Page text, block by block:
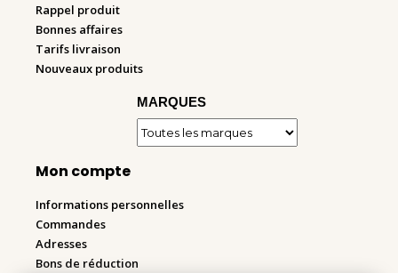
Rappel produit
Bonnes affaires
Tarifs livraison
Nouveaux produits
MARQUES
Mon compte
Informations personnelles
Commandes
Adresses
Bons de réduction